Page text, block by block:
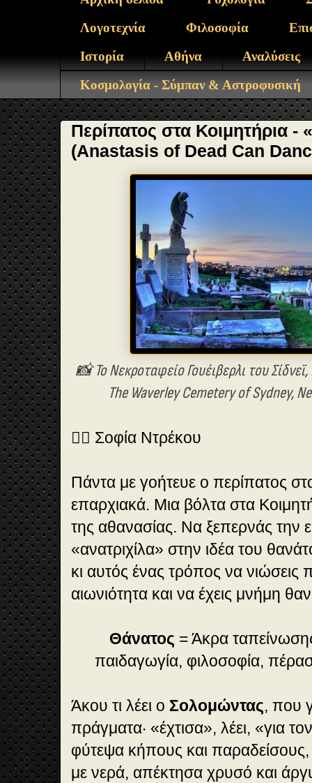
Λογοτεχνία
Φιλοσοφία
Ιστορία
Αθήνα
Αναλύσεις
Κοσμολογία - Σύμπαν & Αστροφυσική
Περίπατος στα Κοιμητήρια -
(Anastasis of Dead Can
📸 Το Νεκροταφείο Γουέιβερλι του
The Waverley Cemetery of Sydney,
✍🏻 Σοφία Ντρέκου
Πάντα με γοήτευε ο περίπατος
επαρχιακά. Μια βόλτα στα
της αθανασίας. Να ξεπερνάς την
«ανατριχίλα» στην ιδέα του
κι αυτός ένας τρόπος να νιώσεις
αιωνιότητα και να έχεις μνήμη
Θάνατος = Άκρα
παιδαγωγία, φιλοσοφία,
Άκου τι λέει ο Σολομώντας, που
πράγματα· «έχτισα», λέει, «για
φύτεψα κήπους και παραδείσους,
με νερά, απέκτησα χρυσό και